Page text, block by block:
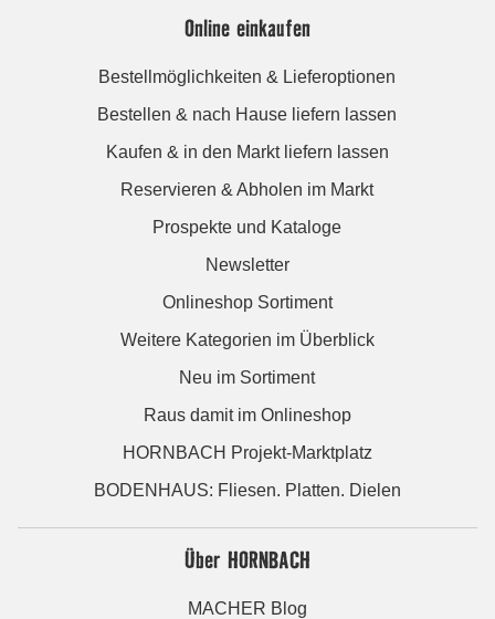
Online einkaufen
Bestellmöglichkeiten & Lieferoptionen
Bestellen & nach Hause liefern lassen
Kaufen & in den Markt liefern lassen
Reservieren & Abholen im Markt
Prospekte und Kataloge
Newsletter
Onlineshop Sortiment
Weitere Kategorien im Überblick
Neu im Sortiment
Raus damit im Onlineshop
HORNBACH Projekt-Marktplatz
BODENHAUS: Fliesen. Platten. Dielen
Über HORNBACH
MACHER Blog